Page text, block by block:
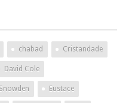
chabad Cristandade
David Cole
Eustace